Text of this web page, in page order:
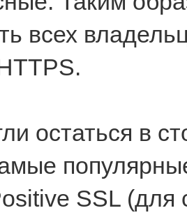
всех
остаться в
SSL